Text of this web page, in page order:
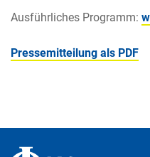
Ausführliches Programm:
Pressemitteilung als PDF